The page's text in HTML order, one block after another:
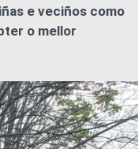
e veciños como
o mellor